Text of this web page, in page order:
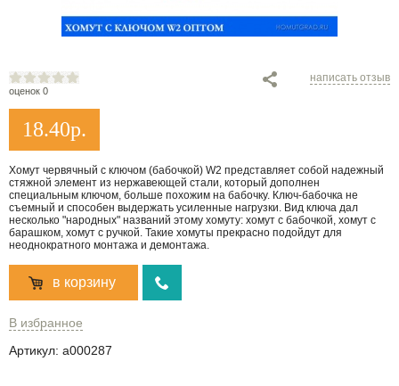
оценок 0
написать отзыв
18.40р.
Хомут червячный с ключом (бабочкой) W2 представляет собой надежный
стяжной элемент из нержавеющей стали, который дополнен
специальным ключом, больше похожим на бабочку. Ключ-бабочка не
съемный и способен выдержать усиленные нагрузки. Вид ключа дал
несколько "народных" названий этому хомуту: хомут с бабочкой, хомут с
барашком, хомут с ручкой. Такие хомуты прекрасно подойдут для
неоднократного монтажа и демонтажа.
в корзину
В избранное
Артикул: a000287